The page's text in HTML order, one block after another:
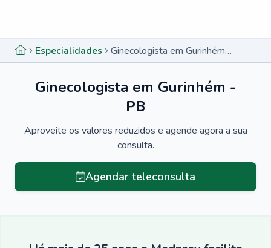
Especialidades Ginecologista em Gurinhém - PB
Ginecologista em Gurinhém -
PB
Aproveite os valores reduzidos e agende agora a sua
consulta.
Agendar teleconsulta